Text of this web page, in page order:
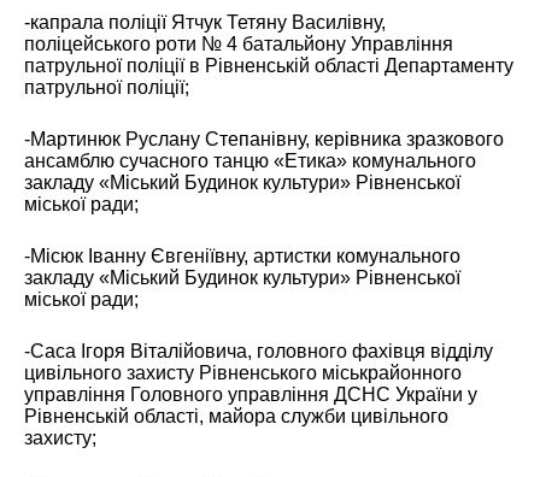
-капрала поліції Ятчук Тетяну Василівну,
поліцейського роти № 4 батальйону Управління
патрульної поліції в Рівненській області Департаменту
патрульної поліції;
-Мартинюк Руслану Степанівну, керівника зразкового
ансамблю сучасного танцю «Етика» комунального
закладу «Міський Будинок культури» Рівненської
міської ради;
-Місюк Іванну Євгеніївну, артистки комунального
закладу «Міський Будинок культури» Рівненської
міської ради;
-Саса Ігоря Віталійовича, головного фахівця відділу
цивільного захисту Рівненського міськрайонного
управління Головного управління ДСНС України у
Рівненській області, майора служби цивільного
захисту;